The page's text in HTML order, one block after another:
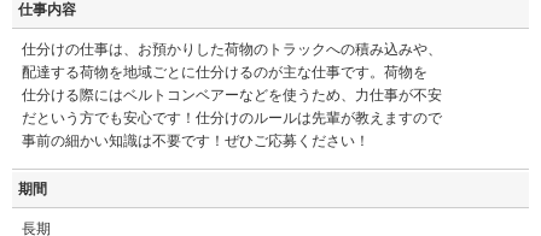
仕事内容
仕分けの仕事は、お預かりした荷物のトラックへの積み込みや、
配達する荷物を地域ごとに仕分けるのが主な仕事です。荷物を
仕分ける際にはベルトコンベアーなどを使うため、力仕事が不安
だという方でも安心です！仕分けのルールは先輩が教えますので
事前の細かい知識は不要です！ぜひご応募ください！
期間
長期